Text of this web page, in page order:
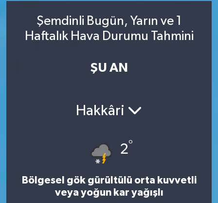
Şemdinli Bugün, Yarın ve 1
Haftalık Hava Durumu Tahmini
ŞU AN
Hakkâri
2°
Bölgesel gök gürültülü orta kuvvetli
veya yoğun kar yağışlı
Trafik Durumu
Süper Lig Puan Durumu ve Fikstür